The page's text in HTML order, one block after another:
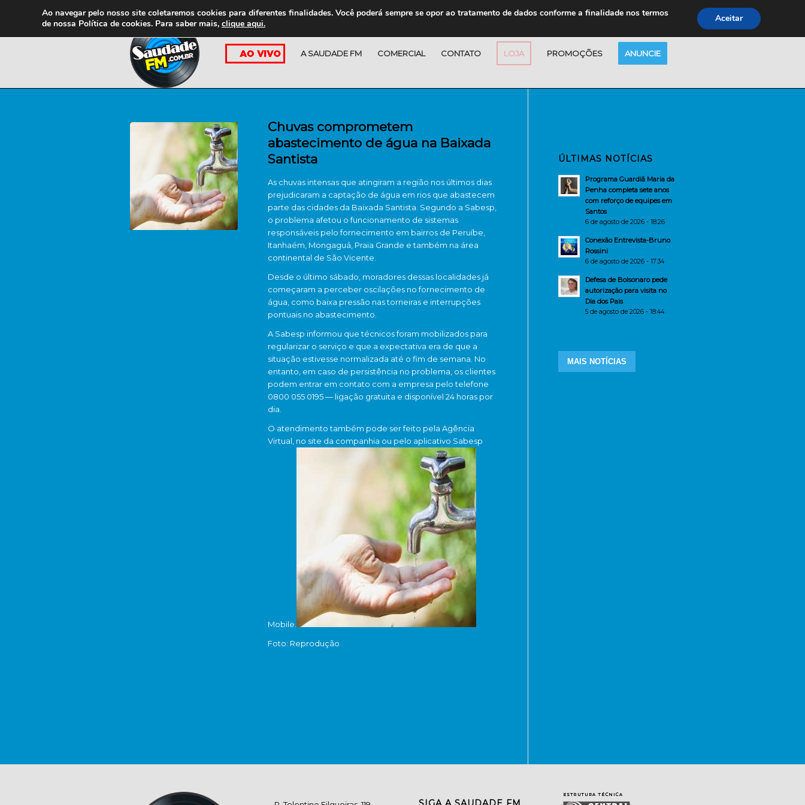
A SAUDADE FM COMERCIAL CONTATO LOJA PROMOÇÕES ANUNCIE
Chuvas comprometem
abastecimento de água na Baixada
Santista
As chuvas intensas que atingiram a região nos últimos dias
prejudicaram a captação de água em rios que abastecem
parte das cidades da Baixada Santista. Segundo a Sabesp,
o problema afetou o funcionamento de sistemas
responsáveis pelo fornecimento em bairros de Peruíbe,
Itanhaém, Mongaguá, Praia Grande e também na área
continental de São Vicente.
Desde o último sábado, moradores dessas localidades já
começaram a perceber oscilações no fornecimento de
água, como baixa pressão nas torneiras e interrupções
pontuais no abastecimento.
A Sabesp informou que técnicos foram mobilizados para
regularizar o serviço e que a expectativa era de que a
situação estivesse normalizada até o fim de semana. No
entanto, em caso de persistência no problema, os clientes
podem entrar em contato com a empresa pelo telefone
0800 055 0195 — ligação gratuita e disponível 24 horas por
dia.
O atendimento também pode ser feito pela Agência
Virtual, no site da companhia ou pelo aplicativo Sabesp
Mobile.
Foto: Reprodução
ÚLTIMAS NOTÍCIAS
Programa Guardiã Maria da
Penha completa sete anos
com reforço de equipes em
Santos
6 de agosto de 2026 - 18:26
Conexão Entrevista-Bruno
Rossini
6 de agosto de 2026 - 17:34
Defesa de Bolsonaro pede
autorização para visita no
Dia dos Pais
5 de agosto de 2026 - 18:44
MAIS NOTÍCIAS
Ao navegar pelo nosso site coletaremos cookies para diferentes finalidades. Você poderá sempre se opor ao tratamento de dados conforme a finalidade nos termos
de nossa Política de cookies. Para saber mais, clique aqui. Aceitar